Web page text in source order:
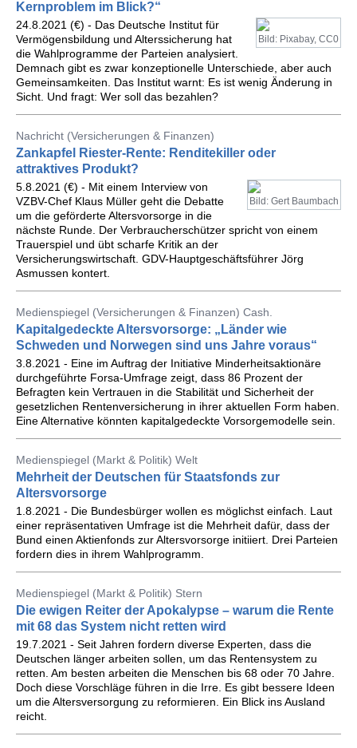
Kernproblem im Blick?“
Bild: Pixabay, CC0
24.8.2021 (€) - Das Deutsche Institut für
Vermögensbildung und Alterssicherung hat
die Wahlprogramme der Parteien analysiert.
Demnach gibt es zwar konzeptionelle Unterschiede, aber auch
Gemeinsamkeiten. Das Institut warnt: Es ist wenig Änderung in
Sicht. Und fragt: Wer soll das bezahlen?
Nachricht (Versicherungen & Finanzen)
Zankapfel Riester-Rente: Renditekiller oder
attraktives Produkt?
Bild: Gert Baumbach
5.8.2021 (€) - Mit einem Interview von
VZBV-Chef Klaus Müller geht die Debatte
um die geförderte Altersvorsorge in die
nächste Runde. Der Verbraucherschützer spricht von einem
Trauerspiel und übt scharfe Kritik an der
Versicherungswirtschaft. GDV-Hauptgeschäftsführer Jörg
Asmussen kontert.
Medienspiegel (Versicherungen & Finanzen) Cash.
Kapitalgedeckte Altersvorsorge: „Länder wie
Schweden und Norwegen sind uns Jahre voraus“
3.8.2021 - Eine im Auftrag der Initiative Minderheitsaktionäre
durchgeführte Forsa-Umfrage zeigt, dass 86 Prozent der
Befragten kein Vertrauen in die Stabilität und Sicherheit der
gesetzlichen Rentenversicherung in ihrer aktuellen Form haben.
Eine Alternative könnten kapitalgedeckte Vorsorgemodelle sein.
Medienspiegel (Markt & Politik) Welt
Mehrheit der Deutschen für Staatsfonds zur
Altersvorsorge
1.8.2021 - Die Bundesbürger wollen es möglichst einfach. Laut
einer repräsentativen Umfrage ist die Mehrheit dafür, dass der
Bund einen Aktienfonds zur Altersvorsorge initiiert. Drei Parteien
fordern dies in ihrem Wahlprogramm.
Medienspiegel (Markt & Politik) Stern
Die ewigen Reiter der Apokalypse – warum die Rente
mit 68 das System nicht retten wird
19.7.2021 - Seit Jahren fordern diverse Experten, dass die
Deutschen länger arbeiten sollen, um das Rentensystem zu
retten. Am besten arbeiten die Menschen bis 68 oder 70 Jahre.
Doch diese Vorschläge führen in die Irre. Es gibt bessere Ideen
um die Altersversorgung zu reformieren. Ein Blick ins Ausland
reicht.